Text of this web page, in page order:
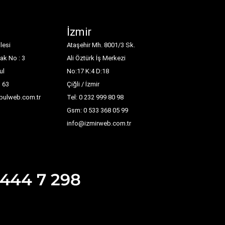
No : 3
63
İzmir
Ataşehir Mh. 8001/3 Sk.
Ali Öztürk İş Merkezi
No:17 K:4 D:18
Çiğli / İzmir
Tel: 0 232 999 80 98
Gsm: 0 533 368 05 99
info@izmirweb.com.tr